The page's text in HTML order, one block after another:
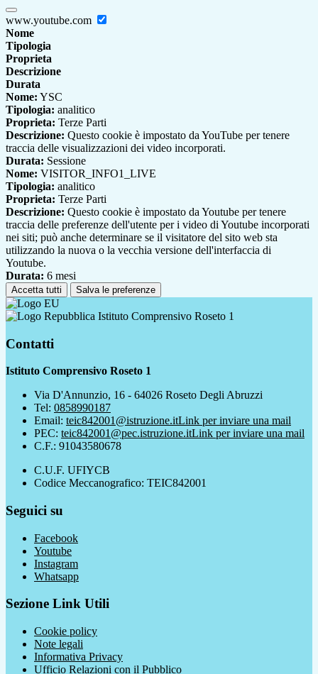
www.youtube.com
Nome
Tipologia
Proprieta
Descrizione
Durata
Nome: YSC
Tipologia: analitico
Proprieta: Terze Parti
Descrizione: Questo cookie è impostato da YouTube per tenere
traccia delle visualizzazioni dei video incorporati.
Durata: Sessione
Nome: VISITOR_INFO1_LIVE
Tipologia: analitico
Proprieta: Terze Parti
Descrizione: Questo cookie è impostato da Youtube per tenere
traccia delle preferenze dell'utente per i video di Youtube incorporati
nei siti; può anche determinare se il visitatore del sito web sta
utilizzando la nuova o la vecchia versione dell'interfaccia di
Youtube.
Durata: 6 mesi
Accetta tutti Salva le preferenze
Istituto Comprensivo Roseto 1
Contatti
Istituto Comprensivo Roseto 1
Via D'Annunzio, 16 - 64026 Roseto Degli Abruzzi
Tel: 0858990187
Email: teic842001@istruzione.itLink per inviare una mail
PEC: teic842001@pec.istruzione.itLink per inviare una mail
C.F.: 91043580678
C.U.F. UFIYCB
Codice Meccanografico: TEIC842001
Seguici su
Facebook
Youtube
Instagram
Whatsapp
Sezione Link Utili
Cookie policy
Note legali
Informativa Privacy
Ufficio Relazioni con il Pubblico